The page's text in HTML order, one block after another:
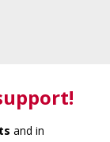
and in